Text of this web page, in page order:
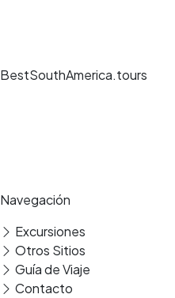
BestSouthAmerica.tours
Navegación
Excursiones
Otros Sitios
Guía de Viaje
Contacto